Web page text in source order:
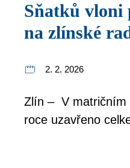
Sňatků vloni přibylo. Nejvíce svatebních slibů zaznělo
na zlínské
2. 2. 2026
Zlín – V matričním
roce uzavřeno